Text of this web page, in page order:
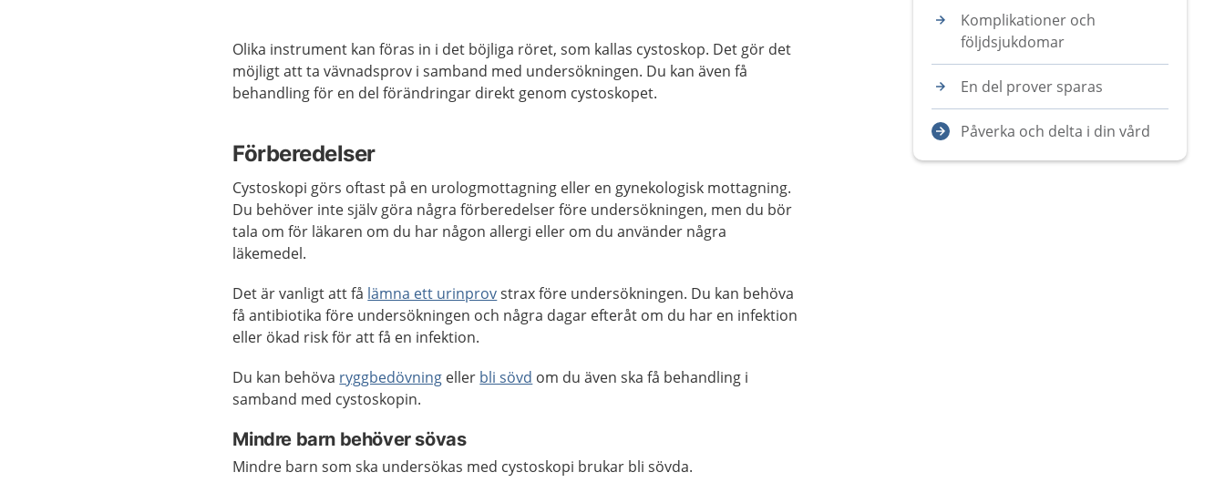
Olika instrument kan föras in i det böjliga röret, som kallas cystoskop. Det gör det
möjligt att ta vävnadsprov i samband med undersökningen. Du kan även få
behandling för en del förändringar direkt genom cystoskopet.
Förberedelser
Cystoskopi görs oftast på en urologmottagning eller en gynekologisk mottagning.
Du behöver inte själv göra några förberedelser före undersökningen, men du bör
tala om för läkaren om du har någon allergi eller om du använder några
läkemedel.
Det är vanligt att få lämna ett urinprovstrax före undersökningen. Du kan behöva
få antibiotika före undersökningen och några dagar efteråt om du har en infektion
eller ökad risk för att få en infektion.
Du kan behöva ryggbedövning eller bli sövd om du även ska få behandling i
samband med cystoskopin.
Mindre barn behöver sövas
Mindre barn som ska undersökas med cystoskopi brukar bli sövda.
Komplikationer och
följdsjukdomar
En del prover sparas
Påverka och delta i din vård